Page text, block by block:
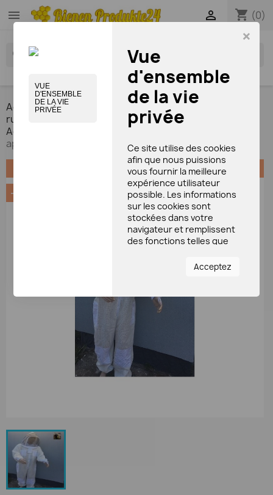
×
VUE
D'ENSEMBLE
DE LA VIE
PRIVÉE
Vue
d'ensemble
de la vie
privée
Ce site utilise des cookies
afin que nous puissions
vous fournir la meilleure
expérience utilisateur
possible. Les informations
sur les cookies sont
stockées dans votre
navigateur et remplissent
des fonctions telles que
vous revenez sur notre site
Web et aider notre équipe
du site que vous trouvez
les plus intéressantes et
utiles.
Vous pouvez régler tous
vos paramètres de cookies
en naviguant sur les
onglets sur le côté gauche.
Acceptez
 shopping_cart (0)

search
Accueil Produits apicoles Autres
Tout pour les
ruchers et les abeilles reproductrices et les reines
Accessoires apicoles
Combinaison de protection
apiculteur 3D
PROMO !
-30%